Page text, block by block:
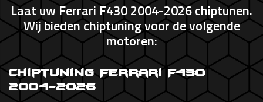
Laat uw Ferrari F430 2004-2026 chiptunen.
Wij bieden chiptuning voor de volgende
motoren:
Chiptuning Ferrari F430
2004-2026